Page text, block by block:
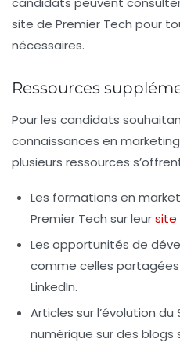
site de Premier Tech pour
nécessaires.
Ressources
Pour les candidats
connaissances en
plusieurs ressources
Les formations en
Premier Tech sur leursite
Les opportunités de
comme celles
LinkedIn.
Articles sur l’évolution du
numérique sur des